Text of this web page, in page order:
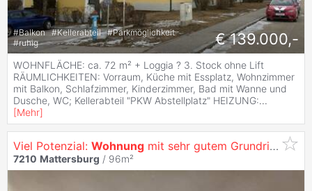
#Balkon #Kellerabteil #Parkmöglichkeit
#ruhig € 139.000,-
WOHNFLÄCHE: ca. 72 m² + Loggia ? 3. Stock ohne Lift
RÄUMLICHKEITEN: Vorraum, Küche mit Essplatz, Wohnzimmer
mit Balkon, Schlafzimmer, Kinderzimmer, Bad mit Wanne und
Dusche, WC; Kellerabteil "PKW Abstellplatz" HEIZUNG:...
[Mehr]
Viel Potenzial: Wohnung mit sehr gutem Grundriss
7210 Mattersburg / 96m²